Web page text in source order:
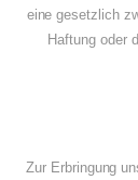
eine gesetzlich
Haftung oder
Zur Erbringung